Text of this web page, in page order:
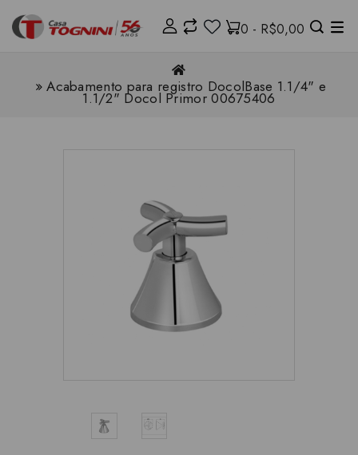
0 - R$0,00
Acabamento para registro DocolBase 1.1/4" e
1.1/2" Docol Primor 00675406